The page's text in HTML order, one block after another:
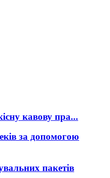
кавову пра...
за допомогою
пакетів